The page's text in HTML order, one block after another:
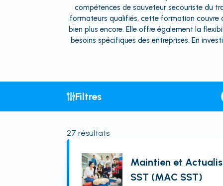
compétences de sauveteur secouriste du
formateurs qualifiés, cette formation couvre
bien plus encore. Elle offre également la
besoins spécifiques des entreprises. En
Filtres
27 résultats
Maintien et
SST (MAC SST)